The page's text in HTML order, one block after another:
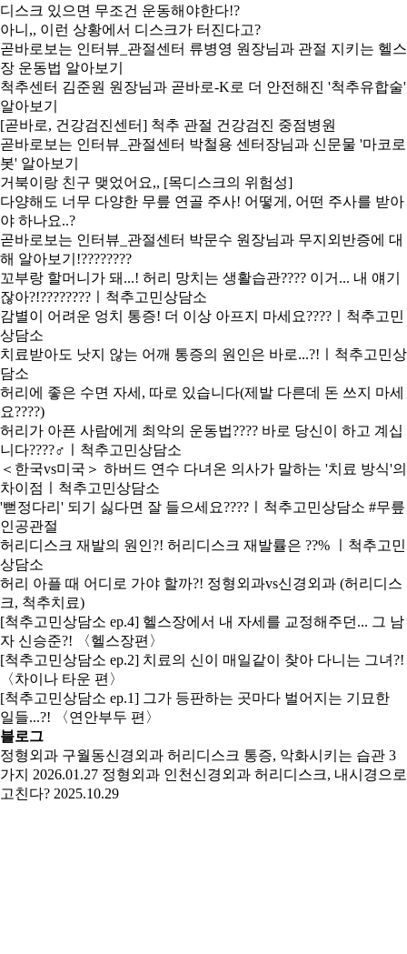
디스크 있으면 무조건 운동해야한다!?
아니,, 이런 상황에서 디스크가 터진다고?
곧바로보는 인터뷰_관절센터 류병영 원장님과 관절 지키는 헬스
장 운동법 알아보기
척추센터 김준원 원장님과 곧바로-K로 더 안전해진 '척추유합술'
알아보기
[곧바로, 건강검진센터] 척추 관절 건강검진 중점병원
곧바로보는 인터뷰_관절센터 박철용 센터장님과 신문물 '마코로
봇' 알아보기
거북이랑 친구 맺었어요,, [목디스크의 위험성]
다양해도 너무 다양한 무릎 연골 주사! 어떻게, 어떤 주사를 받아
야 하나요..?
곧바로보는 인터뷰_관절센터 박문수 원장님과 무지외반증에 대
해 알아보기!????????
꼬부랑 할머니가 돼...! 허리 망치는 생활습관???? 이거... 내 얘기
잖아?!????????ㅣ척추고민상담소
감별이 어려운 엉치 통증! 더 이상 아프지 마세요????ㅣ척추고민
상담소
치료받아도 낫지 않는 어깨 통증의 원인은 바로...?!ㅣ척추고민상
담소
허리에 좋은 수면 자세, 따로 있습니다(제발 다른데 돈 쓰지 마세
요????)
허리가 아픈 사람에게 최악의 운동법???? 바로 당신이 하고 계십
니다????‍♂️ㅣ척추고민상담소
＜한국vs미국＞ 하버드 연수 다녀온 의사가 말하는 '치료 방식'의
차이점ㅣ척추고민상담소
'뻗정다리' 되기 싫다면 잘 들으세요????ㅣ척추고민상담소 #무릎
인공관절
허리디스크 재발의 원인?! 허리디스크 재발률은 ??% ㅣ척추고민
상담소
허리 아플 때 어디로 가야 할까?! 정형외과vs신경외과 (허리디스
크, 척추치료)
[척추고민상담소 ep.4] 헬스장에서 내 자세를 교정해주던... 그 남
자 신승준?! 〈헬스장편〉
[척추고민상담소 ep.2] 치료의 신이 매일같이 찾아 다니는 그녀?!
〈차이나 타운 편〉
[척추고민상담소 ep.1] 그가 등판하는 곳마다 벌어지는 기묘한
일들...?! 〈연안부두 편〉
블로그
정형외과 구월동신경외과 허리디스크 통증, 악화시키는 습관 3
가지
2026.01.27 정형외과 인천신경외과 허리디스크, 내시경으로
고친다? 2025.10.29